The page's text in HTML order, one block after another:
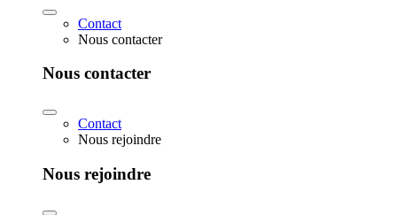
Contact
Nous contacter
Nous contacter
Contact
Nous rejoindre
Nous rejoindre